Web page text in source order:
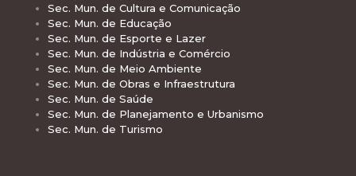
Sec. Mun. de Cultura e Comunicação
Sec. Mun. de Educação
Sec. Mun. de Esporte e Lazer
Sec. Mun. de Indústria e Comércio
Sec. Mun. de Meio Ambiente
Sec. Mun. de Obras e Infraestrutura
Sec. Mun. de Saúde
Sec. Mun. de Planejamento e Urbanismo
Sec. Mun. de Turismo